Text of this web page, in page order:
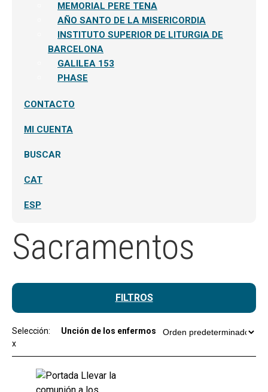
MEMORIAL PERE TENA
AÑO SANTO DE LA MISERICORDIA
INSTITUTO SUPERIOR DE LITURGIA DE
BARCELONA
GALILEA 153
PHASE
CONTACTO
MI CUENTA
BUSCAR
CAT
ESP
Sacramentos
FILTROS
Selección:
Unción de los enfermos
x